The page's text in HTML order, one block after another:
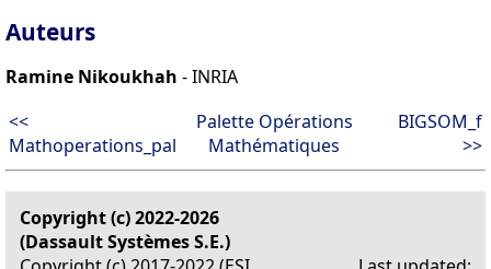
Auteurs
Ramine Nikoukhah - INRIA
<<
Mathoperations_pal
Palette Opérations
Mathématiques
BIGSOM_f
>>
Copyright (c) 2022-2026
(Dassault Systèmes S.E.)